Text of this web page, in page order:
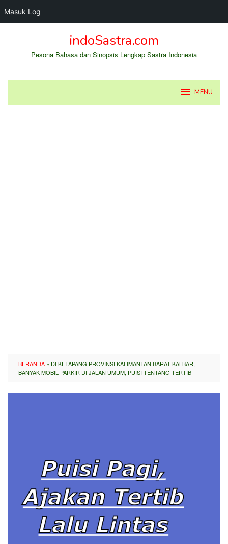
Masuk Log
indoSastra.com
Pesona Bahasa dan Sinopsis Lengkap Sastra Indonesia
MENU
BERANDA » DI KETAPANG PROVINSI KALIMANTAN BARAT KALBAR,
BANYAK MOBIL PARKIR DI JALAN UMUM, PUISI TENTANG TERTIB